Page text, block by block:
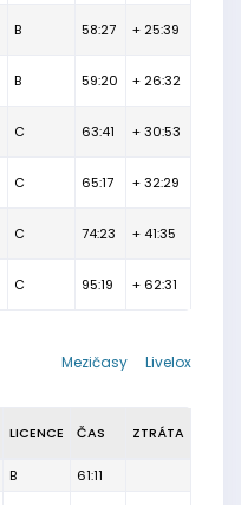
B 58:27 + 25:39
B 59:20 + 26:32
C 63:41 + 30:53
C 65:17 + 32:29
C 74:23 + 41:35
C 95:19 + 62:31
Livelox
Mezičasy
LICENCE ČAS ZTRÁTA
B
61:11